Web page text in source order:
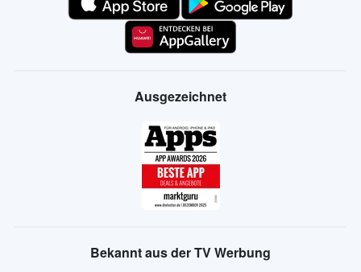
Ausgezeichnet
Bekannt aus der TV Werbung